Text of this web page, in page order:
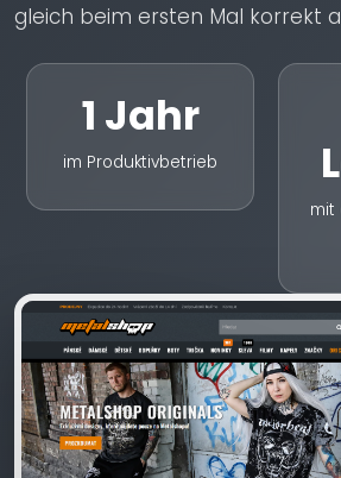
gleich beim ersten Mal korrekt
1 Jahr
im Produktivbetrieb
mit